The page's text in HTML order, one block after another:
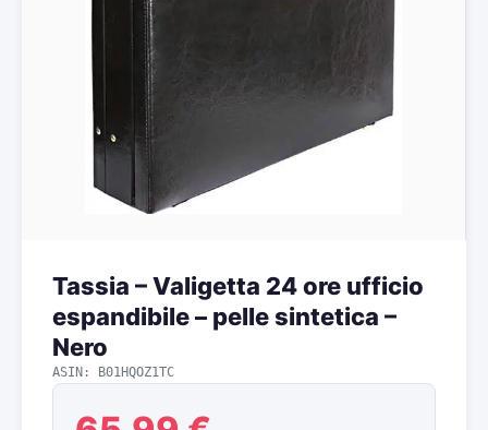
Tassia – Valigetta 24 ore ufficio
espandibile – pelle sintetica –
Nero
ASIN: B01HQOZ1TC